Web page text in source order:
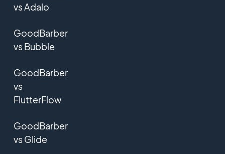
vs Adalo
GoodBarber
vs Bubble
GoodBarber
vs
FlutterFlow
GoodBarber
vs Glide